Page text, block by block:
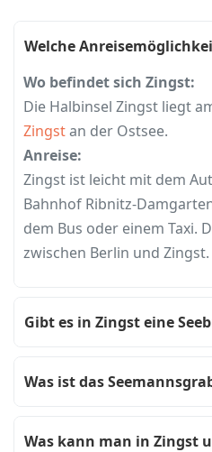
Welche
Wo befindet sich Zingst:
Die Halbinsel Zingst liegt
Zingstan der Ostsee.
Anreise:
Zingst ist leicht mit dem
Bahnhof Ribnitz-
dem Bus oder einem Taxi.
zwischen Berlin und Zingst.
Gibt es in Zingst eine
Was ist das
Was kann man in Zingst